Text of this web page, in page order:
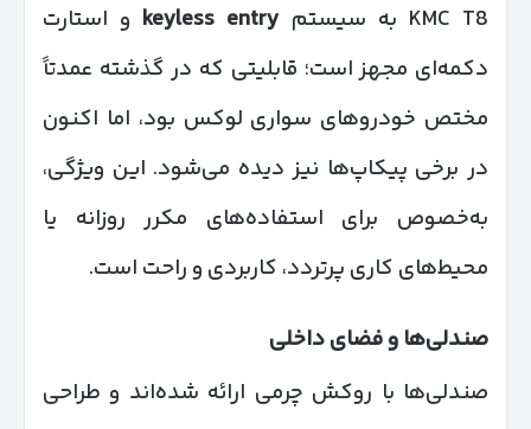
KMC T8 به سیستم
keyless entry و استارت
دکمه‌ای مجهز است؛ قابلیتی که در گذشته عمدتاً
مختص خودروهای سواری لوکس بود، اما اکنون
در برخی پیکاپ‌ها نیز دیده می‌شود. این ویژگی،
به‌خصوص برای استفاده‌های مکرر روزانه یا
محیط‌های کاری پرتردد، کاربردی و راحت است.
صندلی‌ها و فضای داخلی
صندلی‌ها با روکش چرمی ارائه شده‌اند و طراحی